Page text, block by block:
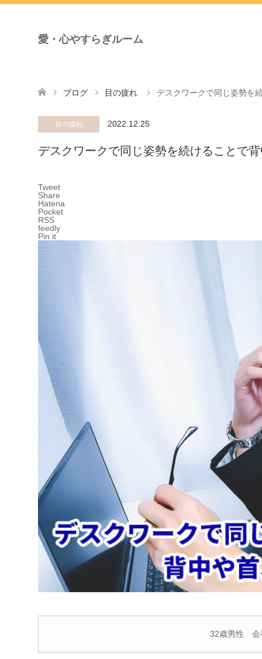
愛・心やすらぎルーム
ブログ 目の疲れ デスクワークで同じ姿勢を
目の疲れ 2022.12.25
デスクワークで同じ姿勢を続けることで
Tweet
Share
Hatena
Pocket
RSS
feedly
Pin it
32歳男性 会